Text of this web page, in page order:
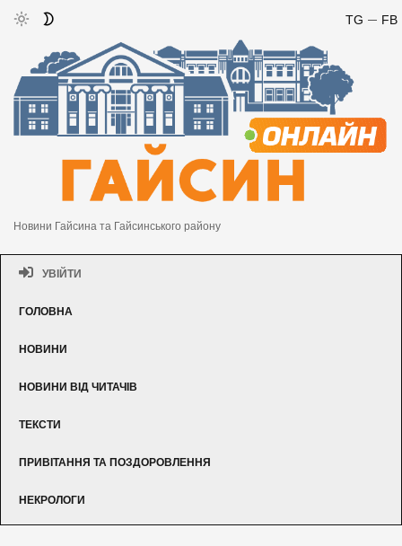
FB
TG
Новини Гайсина та Гайсинського району
УВІЙТИ
ГОЛОВНА
НОВИНИ
НОВИНИ ВІД ЧИТАЧІВ
ТЕКСТИ
ПРИВІТАННЯ ТА ПОЗДОРОВЛЕННЯ
НЕКРОЛОГИ